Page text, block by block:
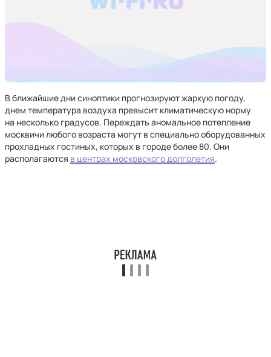
В ближайшие дни синоптики прогнозируют жаркую погоду,
днем температура воздуха превысит климатическую норму
на несколько градусов. Переждать аномальное потепление
москвичи любого возраста могут в специально оборудованных
прохладных гостиных, которых в городе более 80. Они
располагаются в центрах московского долголетия.